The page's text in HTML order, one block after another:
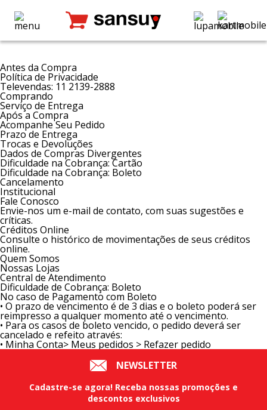
Antes da Compra
Política de Privacidade
Televendas: 11 2139-2888
Comprando
Serviço de Entrega
Após a Compra
Acompanhe Seu Pedido
Prazo de Entrega
Trocas e Devoluções
Dados de Compras Divergentes
Dificuldade na Cobrança: Cartão
Dificuldade na Cobrança: Boleto
Cancelamento
Institucional
Fale Conosco
Envie-nos um e-mail de contato, com suas sugestões e
críticas.
Créditos Online
Consulte o histórico de movimentações de seus créditos
online.
Quem Somos
Nossas Lojas
Central de Atendimento
Dificuldade de Cobrança: Boleto
No caso de Pagamento com Boleto
• O prazo de vencimento é de 3 dias e o boleto poderá ser
reimpresso a qualquer momento até o vencimento.
• Para os casos de boleto vencido, o pedido deverá ser
cancelado e refeito através:
• Minha Conta> Meus pedidos > Refazer pedido
NEWSLETTER
Cadastre-se agora! Receba nossas promoções e
descontos exclusivos